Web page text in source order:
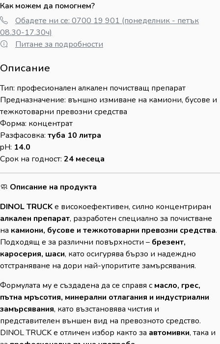
Как можем да помогнем?
Обадете ни се: 0700 19 901 (понеделник - петък
08.30-17.30ч)
Питане за подробности
Описание
Тип: професионален алкален почистващ препарат
Предназначение: външно измиване на камиони, бусове и
тежкотоварни превозни средства
Форма: концентрат
Разфасовка: туба 10 литра
pH: 14.0
Срок на годност: 24 месеца
🧼 Описание на продукта
DINOL TRUCKе високоефективен, силно концентриран
алкален препарат, разработен специално за почистване
на камиони, бусове и тежкотоварни превозни средства.
Подходящ е за различни повърхности – брезент,
каросерия, шаси, като осигурява бързо и надеждно
отстраняване на дори най-упоритите замърсявания.
Формулата му е създадена да се справя с масло, грес,
пътна мръсотия, минерални отлагания и индустриални
замърсявания, като възстановява чистия и
представителен външен вид на превозното средство.
DINOL TRUCK е отличен избор както за автомивки, така и